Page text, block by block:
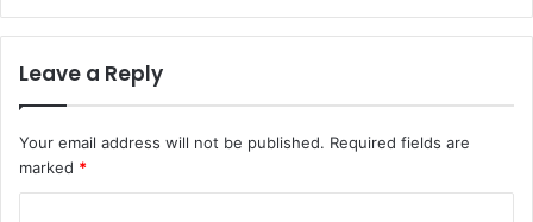
Leave a Reply
Your email address will not be published. Required fields are
marked *